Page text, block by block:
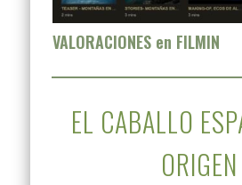
VALORACIONES en FILMIN
EL CABALLO
ORIGEN